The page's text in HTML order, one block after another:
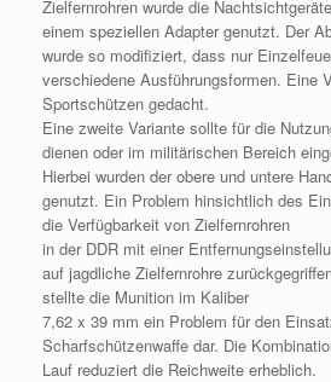
Zielfernrohren wurde die
einem speziellen Adapter genutzt. Der
wurde so modifiziert, dass nur
verschiedene Ausführungsformen. Eine
Sportschützen gedacht.
Eine zweite Variante sollte für die
dienen oder im militärischen Bereich
Hierbei wurden der obere und untere
genutzt. Ein Problem hinsichtlich des
die Verfügbarkeit von Zielfernrohren
in der DDR mit einer
auf jagdliche Zielfernrohre
stellte die Munition im Kaliber
7,62 x 39 mm ein Problem für den
Scharfschützenwaffe dar. Die
Lauf reduziert die Reichweite erheblich.